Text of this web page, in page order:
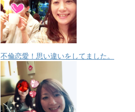
不倫恋愛！思い違いをしてました。